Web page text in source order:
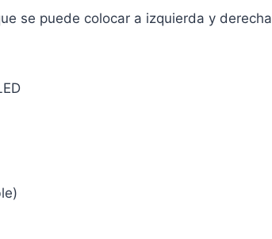
se puede colocar a izquierda y derecha